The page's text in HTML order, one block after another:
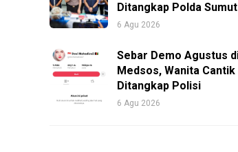
Ditangkap Polda Sumut
6 Agu 2026
Sebar Demo Agustus
Medsos, Wanita Cantik
Ditangkap Polisi
6 Agu 2026